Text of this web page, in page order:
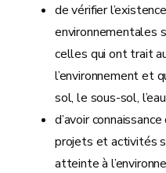
de vérifier
environnementales
celles qui ont trait
l’environnement et
sol, le sous-sol,
d’avoir
projets et activités
atteinte à